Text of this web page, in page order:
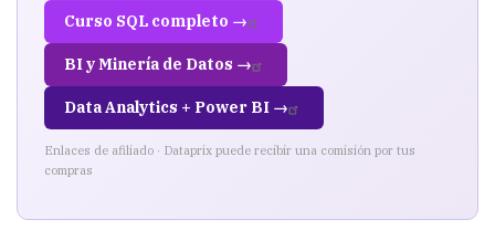
Curso SQL completo →
BI y Minería de Datos →
Data Analytics + Power BI →
Enlaces de afiliado · Dataprix puede recibir una comisión por tus
compras